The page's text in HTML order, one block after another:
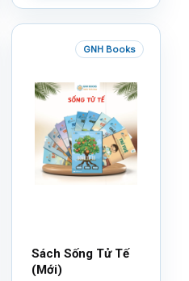
GNH Books
Sách Sống Tử Tế
(Mới)